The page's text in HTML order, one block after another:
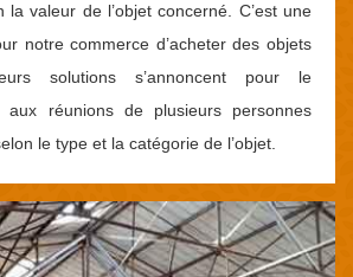
la valeur de l’objet concerné. C’est une
notre commerce d’acheter des objets
solutions s’annoncent pour le
aux réunions de plusieurs personnes
le type et la catégorie de l’objet.